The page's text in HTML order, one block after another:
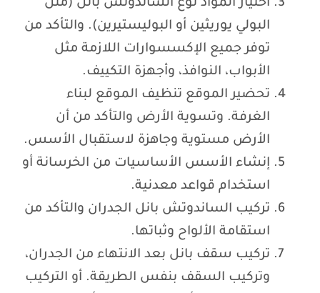
اختيار المواد نوع الساندوتش بانل (مثل
البولي يوريثين أو البوليستيرين). والتأكد من
توفر جميع الإكسسوارات اللازمة مثل
الأبواب، النوافذ، وأجهزة التكييف.
تحضير الموقع تنظيف الموقع لبناء
الغرفة. وتسوية الأرض والتأكد من أن
الأرض مستوية وجاهزة لاستقبال الأسس.
إنشاء الأسس الأساسيات من الخرسانة أو
استخدام قواعد معدنية.
تركيب الساندوتش بانل الجدران والتأكد من
استقامة الألواح وثباتها.
تركيب سقف بانل بعد الانتهاء من الجدران،
وتركيب السقف بنفس الطريقة. أو التركيب